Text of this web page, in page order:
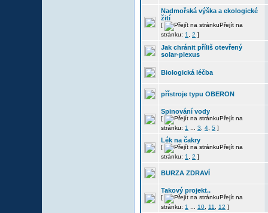
Nadmořská výška a ekologické
žití
[
Přejít na
stránku: 1 2 ]
Jak chránit příliš otevřený
solar-plexus
Biologická léčba
přístroje typu OBERON
Spinování vody
[
Přejít na
stránku: 1 3 4 5 ]
Lék na čakry
[
Přejít na
stránku: 1 2 ]
BURZA ZDRAVÍ
Takový projekt..
[
Přejít na
stránku: 1 10 11 12 ]